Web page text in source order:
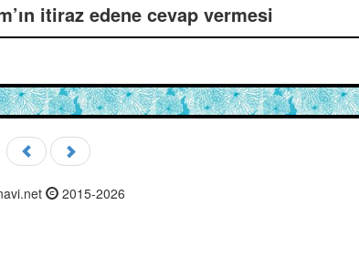
itiraz edene cevap vermesi
2015-2026